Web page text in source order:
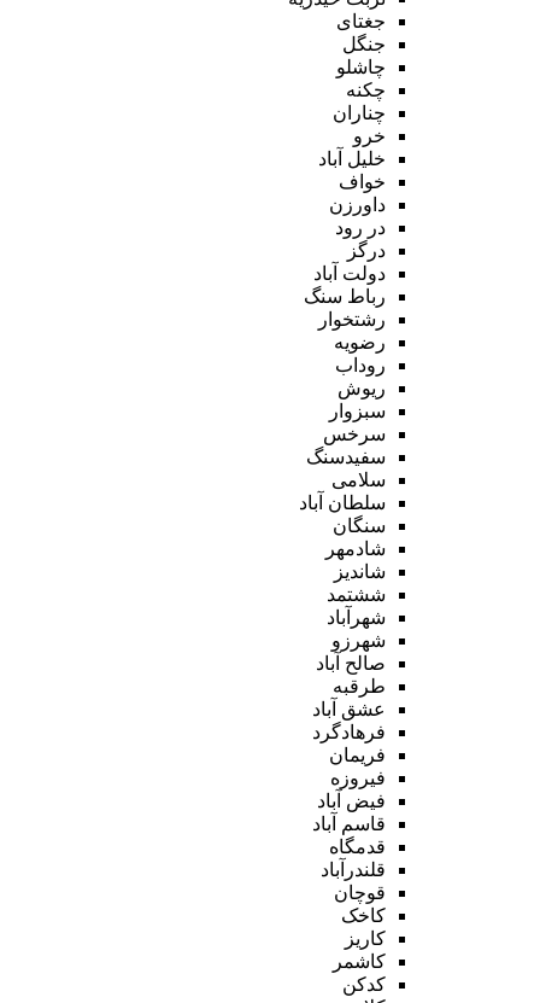
جغتای
جنگل
چاشلو
چکنه
چناران
خرو
خلیل آباد
خواف
داورزن
در رود
درگز
دولت آباد
رباط سنگ
رشتخوار
رضویه
روداب
ریوش
سبزوار
سرخس
سفیدسنگ
سلامی
سلطان آباد
سنگان
شادمهر
شاندیز
ششتمد
شهرآباد
شهرزو
صالح آباد
طرقبه
عشق آباد
فرهادگرد
فریمان
فیروزه
فیض آباد
قاسم آباد
قدمگاه
قلندرآباد
قوچان
کاخک
کاریز
کاشمر
کدکن